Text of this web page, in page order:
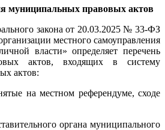
муниципальных правовых актов
закона от 20.03.2025 № 33-ФЗ
местного самоуправления
власти» определяет перечень
актов, входящих в систему
актов:
на местном референдуме, сходе
органа муниципального